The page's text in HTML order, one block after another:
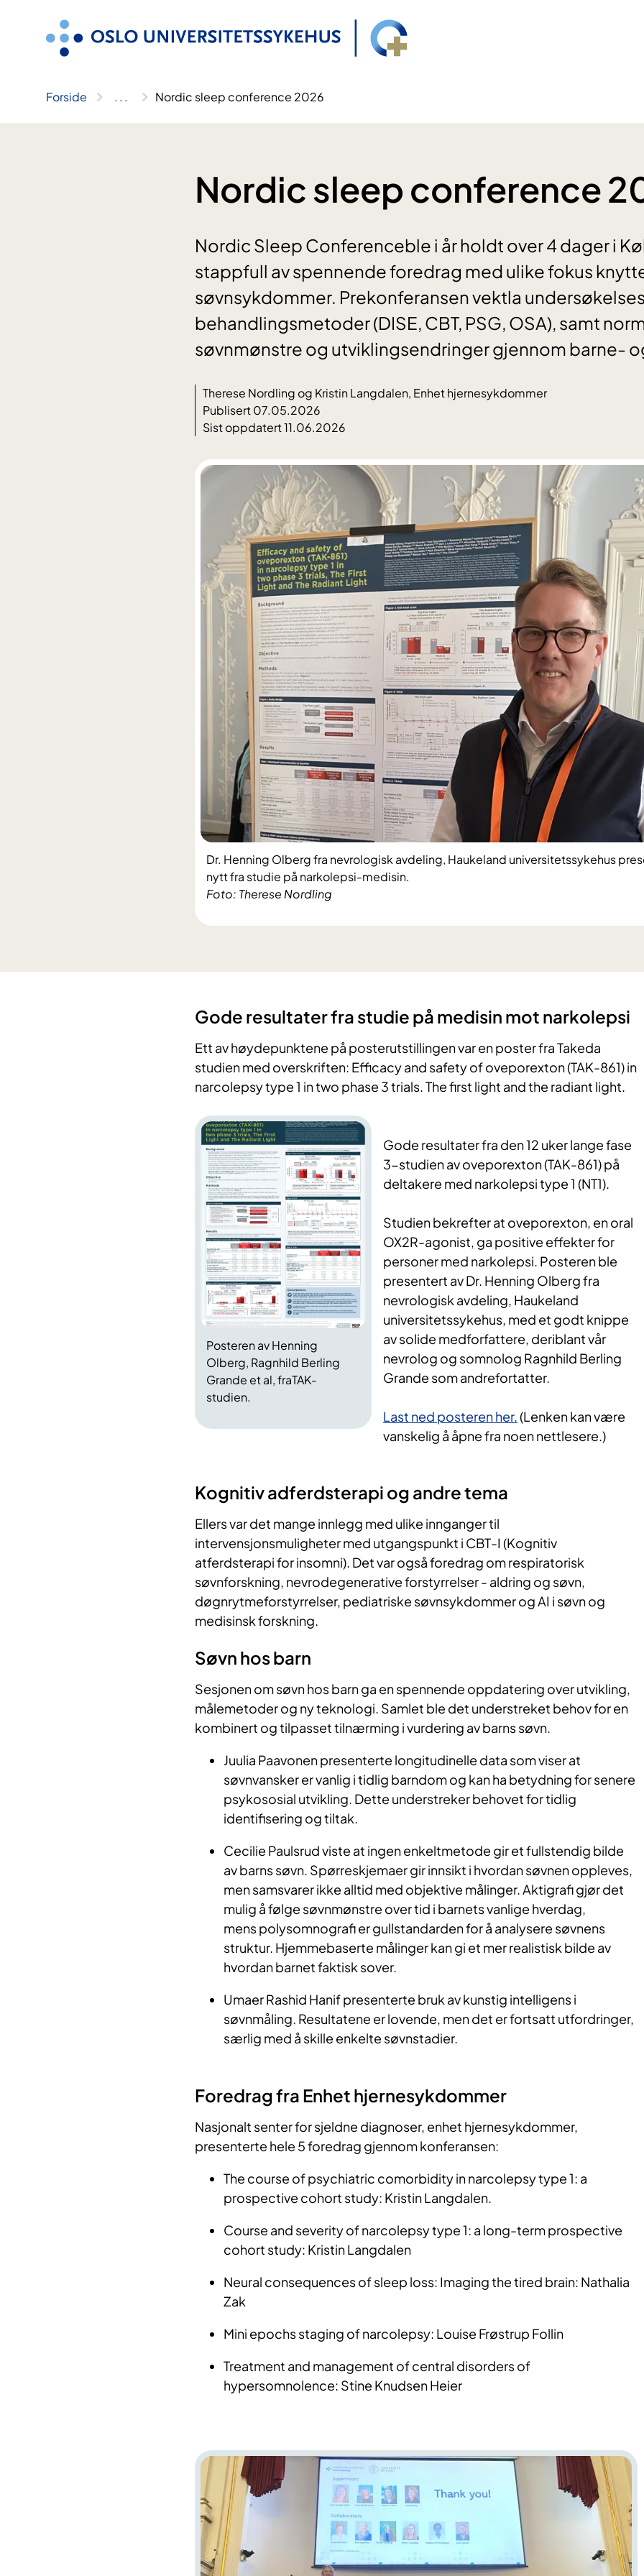
Forside .. . Nordic sleep conference 2026
Nordic sleep conference
Nordic Sleep Conferenceble i år holdt over 4 dager i
stappfull av spennende foredrag med ulike fokus
søvnsykdommer. Prekonferansen vektla
behandlingsmetoder (DISE, CBT, PSG, OSA), samt
søvnmønstre og utviklingsendringer gjennom barne-
Therese Nordling og Kristin Langdalen, Enhet hjernesykdommer
Publisert 07.05.2026
Sist oppdatert 11.06.2026
Foto: Therese Nordling
Dr. Henning Olberg fra nevrologisk avdeling, Haukeland universitetssykehus
nytt fra studie på narkolepsi-medisin.
Gode resultaterfra studie på medisin mot narkolepsi
Ett av høydepunktene på posterutstillingen var en poster fra Takeda
studien med overskriften: Efficacy and safety of oveporexton (TAK-861) in
narcolepsy type 1 in two phase 3 trials. The first light and the radiant light.
Posteren av Henning
Olberg, Ragnhild Berling
Grande et al, fraTAK-
studien.
Gode resultater fra den 12 uker lange fase
3-studien av oveporexton (TAK-861) på
deltakere med narkolepsi type 1 (NT1).
Studien bekrefter at oveporexton, en oral
OX2R-agonist, ga positive effekter for
personer med narkolepsi. Posteren ble
presentert av Dr. Henning Olberg fra
nevrologisk avdeling, Haukeland
universitetssykehus, med et godt knippe
av solide medforfattere, deriblant vår
nevrolog og somnolog Ragnhild Berling
Grande som andrefortatter.
Last ned posteren her.(Lenken kan være
vanskelig å åpne fra noen nettlesere.)
Kognitiv adferdsterapi og andre tema
Ellers var det mange innlegg med ulike innganger til
intervensjonsmuligheter med utgangspunkt i CBT-I (Kognitiv
atferdsterapi for insomni). Det var også foredrag om respiratorisk
søvnforskning, nevrodegenerative forstyrrelser - aldring og søvn,
døgnrytmeforstyrrelser, pediatriske søvnsykdommer og AI i søvn og
medisinsk forskning.
Søvn hos barn
Sesjonen om søvn hos barn ga en spennende oppdatering over utvikling,
målemetoder og ny teknologi. Samlet ble det understreket behov for en
kombinert og tilpasset tilnærming i vurdering av barns søvn.
Juulia Paavonen presenterte longitudinelle data som viser at
søvnvansker er vanlig i tidlig barndom og kan ha betydning for senere
psykososial utvikling. Dette understreker behovet for tidlig
identifisering og tiltak.
Cecilie Paulsrud viste at ingen enkeltmetode gir et fullstendig bilde
av barns søvn. Spørreskjemaer gir innsikt i hvordan søvnen oppleves,
men samsvarer ikke alltid med objektive målinger. Aktigrafi gjør det
mulig å følge søvnmønstre over tid i barnets vanlige hverdag,
mens polysomnografi er gullstandarden for å analysere søvnens
struktur. Hjemmebaserte målinger kan gi et mer realistisk bilde av
hvordan barnet faktisk sover.
Umaer Rashid Hanif presenterte bruk av kunstig intelligens i
søvnmåling. Resultatene er lovende, men det er fortsatt utfordringer,
særlig med å skille enkelte søvnstadier.
Foredrag fra Enhet hjernesykdommer
Nasjonalt senter for sjeldne diagnoser, enhet hjernesykdommer,
presenterte hele 5 foredrag gjennom konferansen:
The course of psychiatric comorbidity in narcolepsy type 1: a
prospective cohort study: Kristin Langdalen.
Course and severity of narcolepsy type 1: a long-term prospective
cohort study: Kristin Langdalen
Neural consequences of sleep loss: Imaging the tired brain: Nathalia
Zak
Mini epochs staging of narcolepsy: Louise Frøstrup Follin
Treatment and management of central disorders of
hypersomnolence: Stine KnudsenHeier